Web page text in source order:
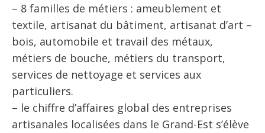
– 8 familles de métiers : ameublement et
textile, artisanat du bâtiment, artisanat d’art –
bois, automobile et travail des métaux,
métiers de bouche, métiers du transport,
services de nettoyage et services aux
particuliers.
– le chiffre d’affaires global des entreprises
artisanales localisées dans le Grand-Est s’élève